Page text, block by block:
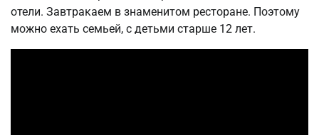
отели. Завтракаем в знаменитом ресторане. Поэтому
можно ехать семьей, с детьми старше 12 лет.